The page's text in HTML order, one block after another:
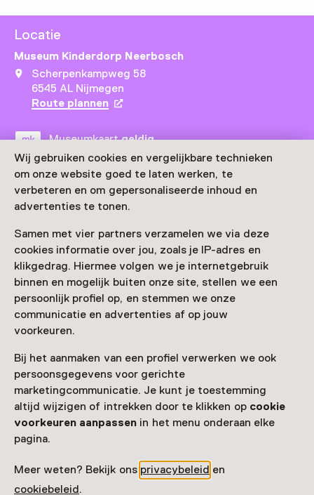
Wij gebruiken cookies en vergelijkbare technieken
om onze website goed te laten werken, te
verbeteren en om gepersonaliseerde inhoud en
advertenties te tonen.
Samen met vier partners verzamelen we via deze
cookies informatie over jou, zoals je IP-adres en
klikgedrag. Hiermee volgen we je internetgebruik
binnen en mogelijk buiten onze site, stellen we een
persoonlijk profiel op, en stemmen we onze
communicatie en advertenties af op jouw
voorkeuren.
Bij het aanmaken van een profiel verwerken we ook
persoonsgegevens voor gerichte
marketingcommunicatie. Je kunt je toestemming
altijd wijzigen of intrekken door te klikken op cookie
voorkeuren aanpassen in het menu onderaan elke
pagina.
Meer weten? Bekijk ons privacybeleid en
cookiebeleid.
Locatie
Museum Kinderdorp Neerbosch
Scherpenkampweg 58
6545 AL Nijmegen
Route plannen Opent in een nieuw tabblad
Museumkaartgeldig
Bezoek museumpagina
Nog meer ontdekken